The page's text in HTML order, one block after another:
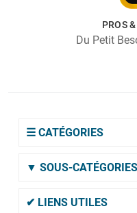
PROS
Du Petit
☰ CATÉGORIES
▼ SOUS-CATÉGORIES
✔ LIENS UTILES